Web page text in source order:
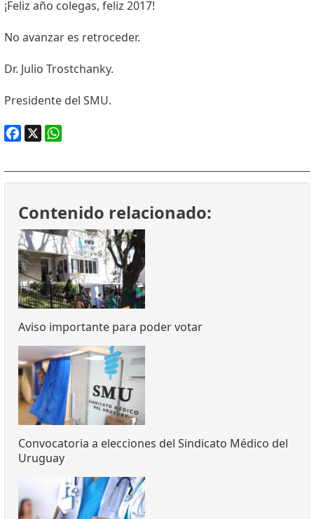
¡Feliz año colegas, feliz 2017!
No avanzar es retroceder.
Dr. Julio Trostchanky.
Presidente del SMU.
Contenido relacionado:
Aviso importante para poder votar
Convocatoria a elecciones del Sindicato Médico del
Uruguay